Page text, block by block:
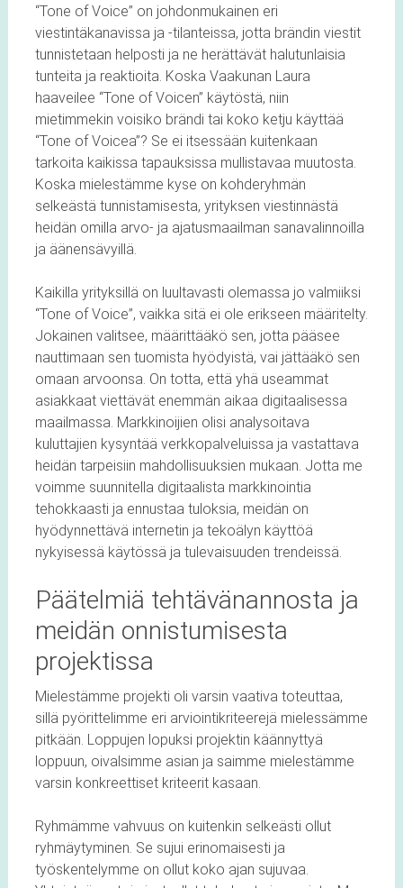
“Tone of Voice” on johdonmukainen eri
viestintäkanavissa ja -tilanteissa, jotta brändin viestit
tunnistetaan helposti ja ne herättävät halutunlaisia
tunteita ja reaktioita. Koska Vaakunan Laura
haaveilee “Tone of Voicen” käytöstä, niin
mietimmekin voisiko brändi tai koko ketju käyttää
“Tone of Voicea”? Se ei itsessään kuitenkaan
tarkoita kaikissa tapauksissa mullistavaa muutosta.
Koska mielestämme kyse on kohderyhmän
selkeästä tunnistamisesta, yrityksen viestinnästä
heidän omilla arvo- ja ajatusmaailman sanavalinnoilla
ja äänensävyillä.
Kaikilla yrityksillä on luultavasti olemassa jo valmiiksi
“Tone of Voice”, vaikka sitä ei ole erikseen määritelty.
Jokainen valitsee, määrittääkö sen, jotta pääsee
nauttimaan sen tuomista hyödyistä, vai jättääkö sen
omaan arvoonsa. On totta, että yhä useammat
asiakkaat viettävät enemmän aikaa digitaalisessa
maailmassa. Markkinoijien olisi analysoitava
kuluttajien kysyntää verkkopalveluissa ja vastattava
heidän tarpeisiin mahdollisuuksien mukaan. Jotta me
voimme suunnitella digitaalista markkinointia
tehokkaasti ja ennustaa tuloksia, meidän on
hyödynnettävä internetin ja tekoälyn käyttöä
nykyisessä käytössä ja tulevaisuuden trendeissä.
Päätelmiä tehtävänannosta ja
meidän onnistumisesta
projektissa
Mielestämme projekti oli varsin vaativa toteuttaa,
sillä pyörittelimme eri arviointikriteerejä mielessämme
pitkään. Loppujen lopuksi projektin käännyttyä
loppuun, oivalsimme asian ja saimme mielestämme
varsin konkreettiset kriteerit kasaan.
Ryhmämme vahvuus on kuitenkin selkeästi ollut
ryhmäytyminen. Se sujui erinomaisesti ja
työskentelymme on ollut koko ajan sujuvaa.